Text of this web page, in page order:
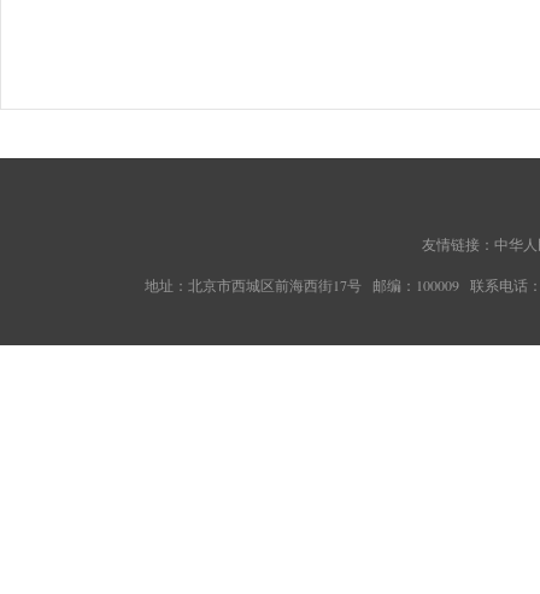
友情链接： 中华
地址：北京市西城区前海西街17号 邮编：100009 联系电话